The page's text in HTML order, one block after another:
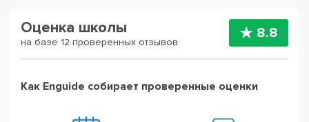
Оценка школы
на базе 12 проверенных отзывов
8.8
Как Enguide собирает проверенные оценки